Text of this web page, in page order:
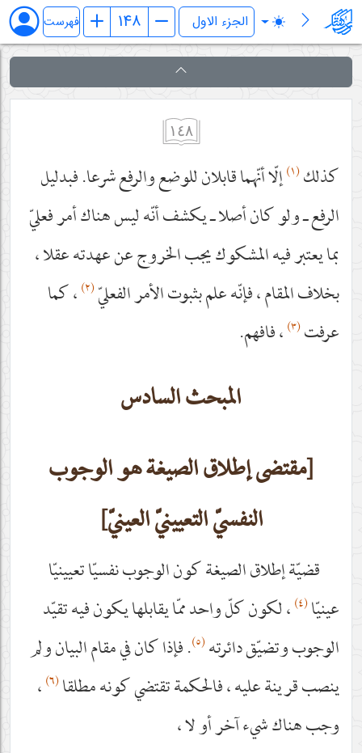
کفایة الاصول فهرست
١٤٨
كذلك(١) إلّا أنّهما قابلان للوضع والرفع شرعا. فبدليل
الرفع ـ ولو كان أصلا ـ يكشف أنّه ليس هناك أمر فعليّ
بما يعتبر فيه المشكوك يجب الخروج عن عهدته عقلا ،
بخلاف المقام ، فإنّه علم بثبوت الأمر الفعليّ(٢) ، كما
عرفت(٣) ، فافهم.
المبحث السادس
[مقتضى إطلاق الصيغة هو الوجوب
النفسيّ التعيينيّ العينيّ]
قضيّة إطلاق الصيغة كون الوجوب نفسيّا تعيينيّا
عينيّا(٤) ، لكون كلّ واحد ممّا يقابلها يكون فيه تقيّد
الوجوب وتضيّق دائرته(٥) . فإذا كان في مقام البيان ولم
ينصب قرينة عليه ، فالحكمة تقتضي كونه مطلقا(٦) ،
وجب هناك شيء آخر أو لا ،